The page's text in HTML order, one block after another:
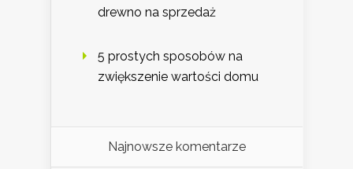
drewno na sprzedaż
5 prostych sposobów na
zwiększenie wartości domu
Najnowsze komentarze